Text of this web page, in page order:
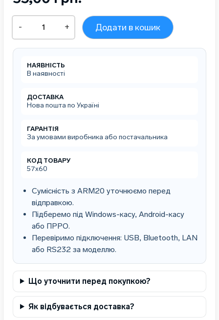
Чекова
(касова)
термострічка
57мм
60м
кількість
- + Додати в кошик
НАЯВНІСТЬ
В наявності
ДОСТАВКА
Нова пошта по Україні
ГАРАНТІЯ
За умовами виробника або постачальника
КОД ТОВАРУ
57х60
Сумісність з ARM20 уточнюємо перед
відправкою.
Підберемо під Windows-касу, Android-касу
або ПРРО.
Перевіримо підключення: USB, Bluetooth, LAN
або RS232 за моделлю.
Що уточнити перед покупкою?
Як відбувається доставка?